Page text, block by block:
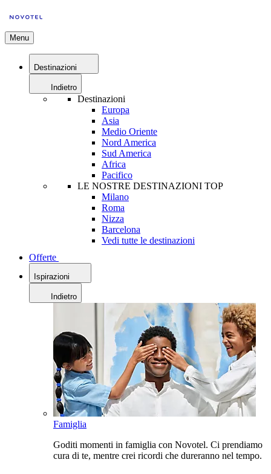
Menu
Destinazioni
Indietro
Destinazioni
Europa
Asia
Medio Oriente
Nord America
Sud America
Africa
Pacifico
LE NOSTRE DESTINAZIONI TOP
Milano
Roma
Nizza
Barcelona
Vedi tutte le destinazioni
Offerte
Ispirazioni
Indietro
Famiglia
Goditi momenti in famiglia con Novotel. Ci prendiamo
cura di te, mentre crei ricordi che dureranno nel tempo.